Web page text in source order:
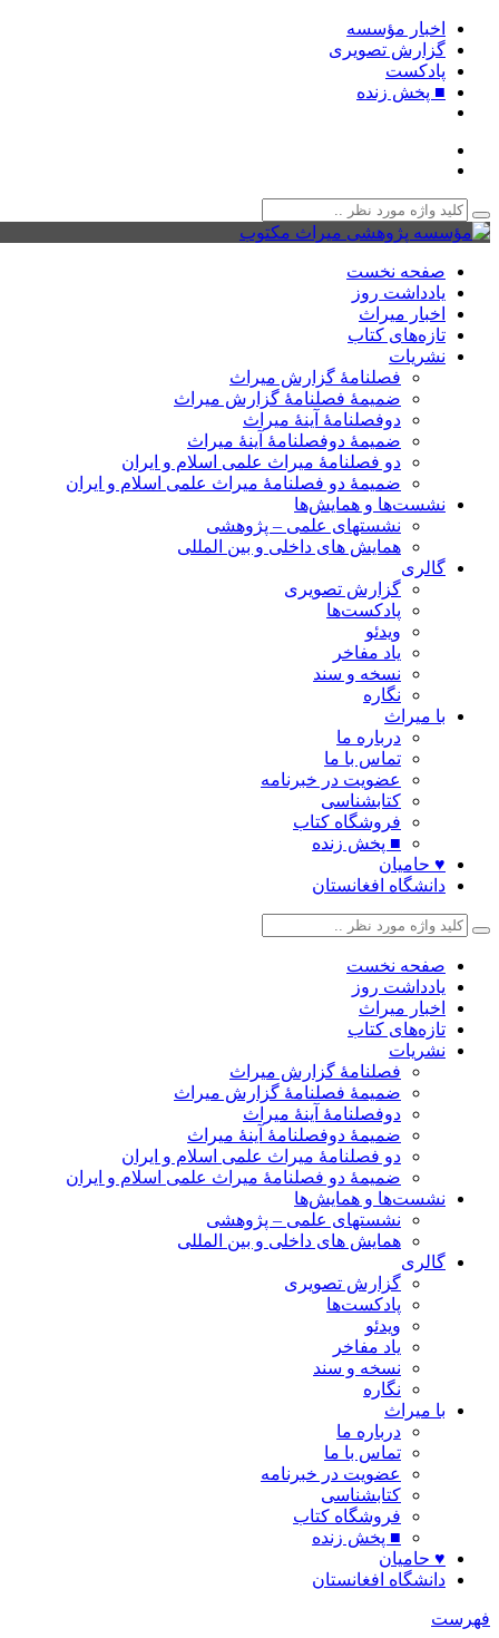
اخبار مؤسسه
گزارش تصویری
پادکست‌
■ پخش زنده
صفحه نخست
یادداشت روز
اخبار میراث
تازه‌های کتاب
نشریات
فصلنامۀ گزارش میراث
ضمیمۀ فصلنامۀ گزارش میراث
دوفصلنامۀ آینۀ میراث
ضمیمۀ دوفصلنامۀ آینۀ میراث
دو فصلنامۀ میراث علمی اسلام و ایران
ضمیمۀ دو فصلنامۀ میراث علمی اسلام و ایران
نشست‌ها و همایش‌ها
نشستهای علمی – پژوهشی
همایش های داخلی و بین المللی
گالری
گزارش تصویری
پادکست‌ها
ویدئو
یاد مفاخر
نسخه و سند
نگاره
با میراث
درباره ما
تماس با ما
عضویت در خبرنامه
کتابشناسی
فروشگاه کتاب
■ پخش زنده
♥ حامیان
دانشگاه افغانستان
صفحه نخست
یادداشت روز
اخبار میراث
تازه‌های کتاب
نشریات
فصلنامۀ گزارش میراث
ضمیمۀ فصلنامۀ گزارش میراث
دوفصلنامۀ آینۀ میراث
ضمیمۀ دوفصلنامۀ آینۀ میراث
دو فصلنامۀ میراث علمی اسلام و ایران
ضمیمۀ دو فصلنامۀ میراث علمی اسلام و ایران
نشست‌ها و همایش‌ها
نشستهای علمی – پژوهشی
همایش های داخلی و بین المللی
گالری
گزارش تصویری
پادکست‌ها
ویدئو
یاد مفاخر
نسخه و سند
نگاره
با میراث
درباره ما
تماس با ما
عضویت در خبرنامه
کتابشناسی
فروشگاه کتاب
■ پخش زنده
♥ حامیان
دانشگاه افغانستان
فهرست